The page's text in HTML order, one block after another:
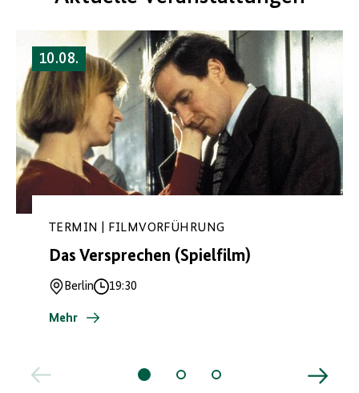
10.08.
TERMIN | FILMVORFÜHRUNG
Das Versprechen (Spielfilm)
Ort
Berlin
Uhrzeit
19:30
Mehr